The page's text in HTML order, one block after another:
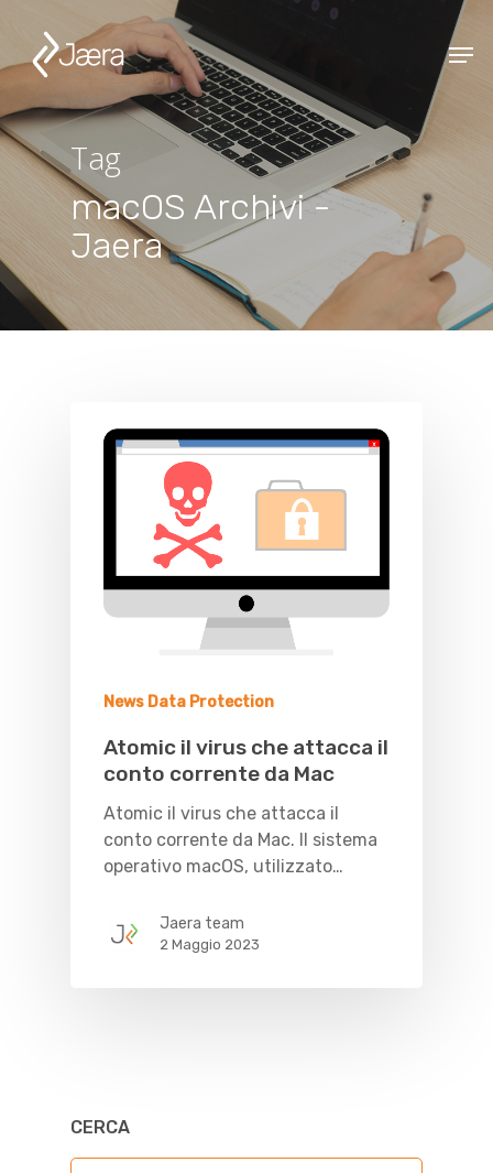
Tag
macOS Archivi -
Jaera
News Data Protection
Atomic il virus che attacca il
conto corrente da Mac
Atomic il virus che attacca il
conto corrente da Mac. Il sistema
operativo macOS, utilizzato…
Jaera team
2 Maggio 2023
CERCA